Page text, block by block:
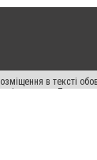
в тексті
джерела.